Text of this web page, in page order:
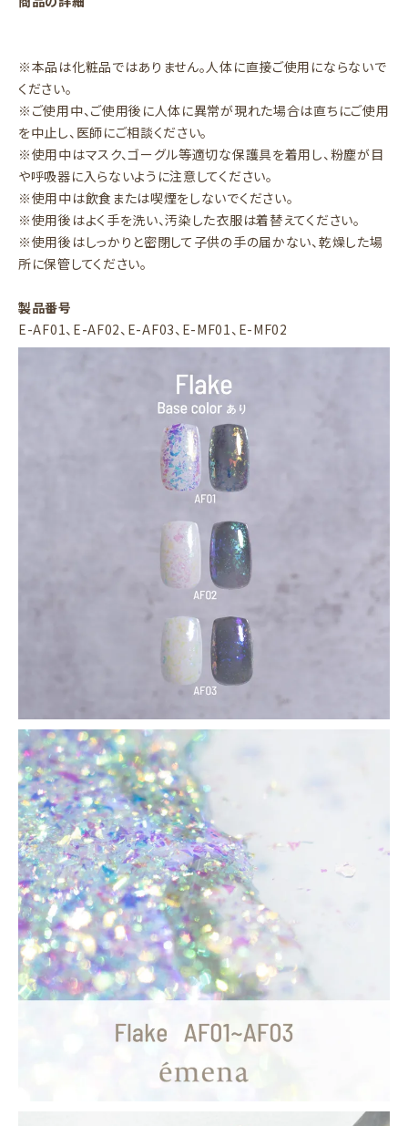
※本品は化粧品ではありません。人体に直接ご使用にならないで
ください。
※ご使用中、ご使用後に人体に異常が現れた場合は直ちにご使用
を中止し、医師にご相談ください。
※使用中はマスク、ゴーグル等適切な保護具を着用し、粉塵が目
や呼吸器に入らないように注意してください。
※使用中は飲食または喫煙をしないでください。
※使用後はよく手を洗い、汚染した衣服は着替えてください。
※使用後はしっかりと密閉して子供の手の届かない、乾燥した場
所に保管してください。
製品番号
E-AF01、E-AF02、E-AF03、E-MF01、E-MF02